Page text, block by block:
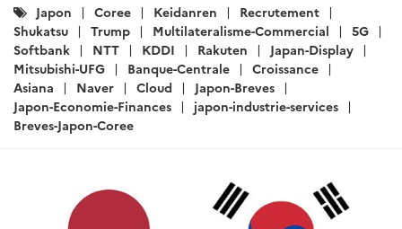
Catégories
:
Japon Coree Keidanren
Recrutement
Shukatsu
Trump Multilateralisme-Commercial
5G
Softbank
NTT KDDI Rakuten
Japan-Display
Mitsubishi-UFG
Banque-Centrale
Croissance
Asiana
Naver Cloud
Japon-Breves
Japon-Economie-Finances
japon-industrie-services
Breves-Japon-Coree